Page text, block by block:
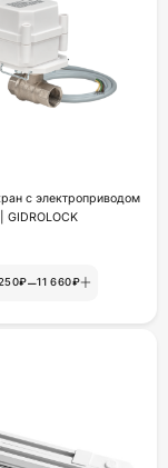
с электроприводом
| GIDROLOCK
–11 660₽